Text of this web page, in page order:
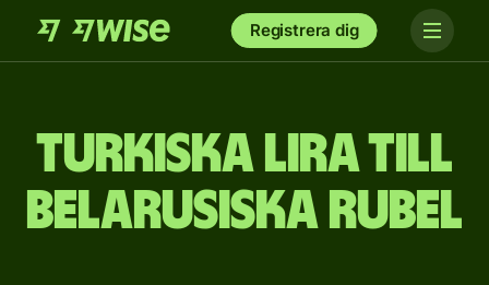
Registrera dig
Turkiska lira till
belarusiska rubel